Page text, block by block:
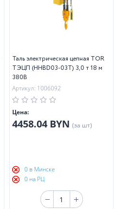
Таль электрическая цепная TOR
ТЭЦП (HHBD03-03T) 3,0 т 18 м
380В
Артикул: 1006092
Цена:
4458.04 BYN (за шт)
0 в Минске
0 на РЦ